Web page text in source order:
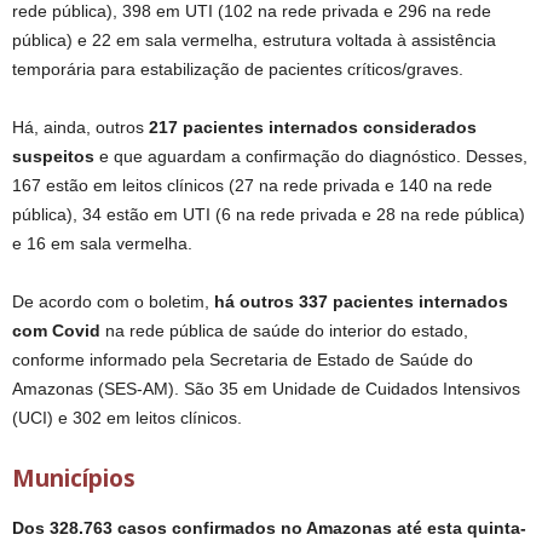
rede pública), 398 em UTI (102 na rede privada e 296 na rede
pública) e 22 em sala vermelha, estrutura voltada à assistência
temporária para estabilização de pacientes críticos/graves.
Há, ainda, outros 217 pacientes internados considerados
suspeitos e que aguardam a confirmação do diagnóstico. Desses,
167 estão em leitos clínicos (27 na rede privada e 140 na rede
pública), 34 estão em UTI (6 na rede privada e 28 na rede pública)
e 16 em sala vermelha.
De acordo com o boletim, há outros 337 pacientes internados
com Covid na rede pública de saúde do interior do estado,
conforme informado pela Secretaria de Estado de Saúde do
Amazonas (SES-AM). São 35 em Unidade de Cuidados Intensivos
(UCI) e 302 em leitos clínicos.
Municípios
Dos 328.763 casos confirmados no Amazonas até esta quinta-